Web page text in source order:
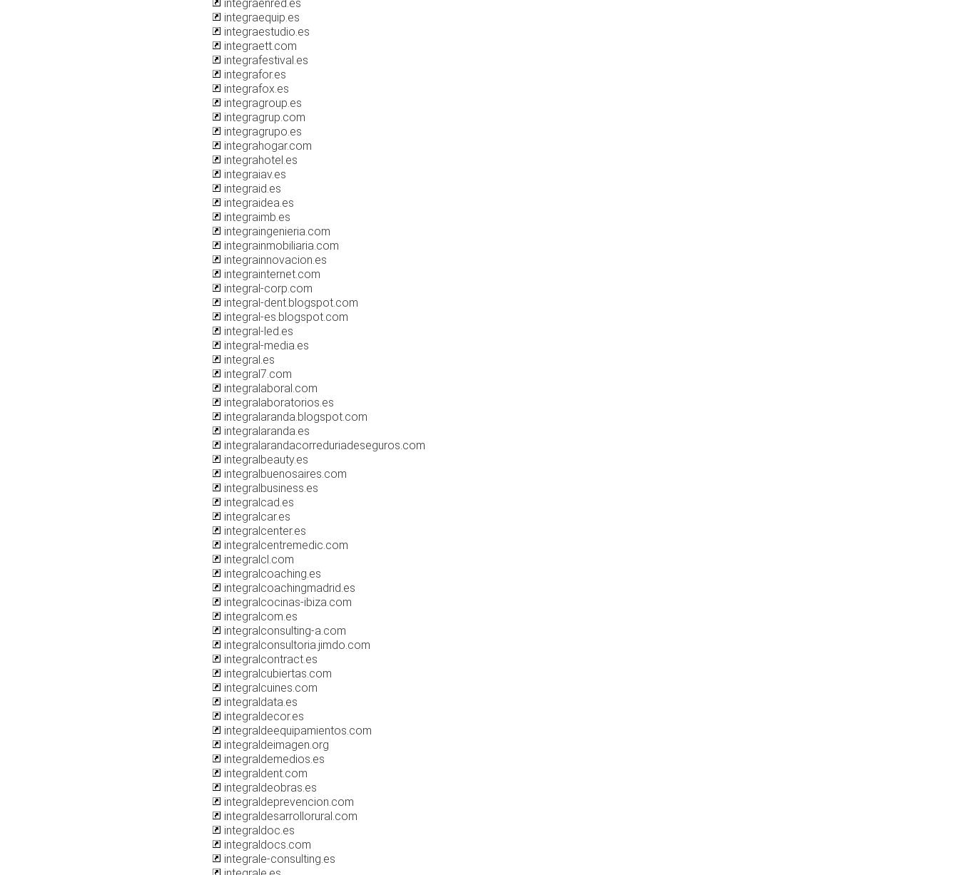
integraenred.es
integraequip.es
integraestudio.es
integraett.com
integrafestival.es
integrafor.es
integrafox.es
integragroup.es
integragrup.com
integragrupo.es
integrahogar.com
integrahotel.es
integraiav.es
integraid.es
integraidea.es
integraimb.es
integraingenieria.com
integrainmobiliaria.com
integrainnovacion.es
integrainternet.com
integral-corp.com
integral-dent.blogspot.com
integral-es.blogspot.com
integral-led.es
integral-media.es
integral.es
integral7.com
integralaboral.com
integralaboratorios.es
integralaranda.blogspot.com
integralaranda.es
integralarandacorreduriadeseguros.com
integralbeauty.es
integralbuenosaires.com
integralbusiness.es
integralcad.es
integralcar.es
integralcenter.es
integralcentremedic.com
integralcl.com
integralcoaching.es
integralcoachingmadrid.es
integralcocinas-ibiza.com
integralcom.es
integralconsulting-a.com
integralconsultoria.jimdo.com
integralcontract.es
integralcubiertas.com
integralcuines.com
integraldata.es
integraldecor.es
integraldeequipamientos.com
integraldeimagen.org
integraldemedios.es
integraldent.com
integraldeobras.es
integraldeprevencion.com
integraldesarrollorural.com
integraldoc.es
integraldocs.com
integrale-consulting.es